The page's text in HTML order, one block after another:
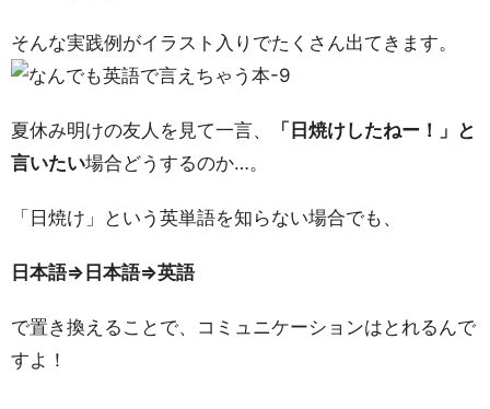
そんな実践例がイラスト入りでたくさん出てきます。
夏休み明けの友人を見て一言、
「日焼けしたねー！」と
言いたい場合どうするのか…。
「日焼け」という英単語を知らない場合でも、
日本語⇒日本語⇒英語
で置き換えることで、コミュニケーションはとれるんで
すよ！